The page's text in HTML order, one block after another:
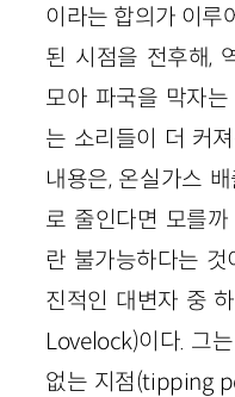
이라는 합의가 이루
된 시점을 전후해,
모아 파국을 막자
는 소리들이 더 커
내용은, 온실가스
로 줄인다면 모를
란 불가능하다는
진적인 대변자 중
Lovelock)이다. 그
없는 지점(tipping